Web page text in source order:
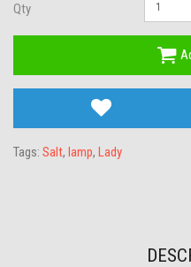
Qty
Tags: Salt, lamp, Lady